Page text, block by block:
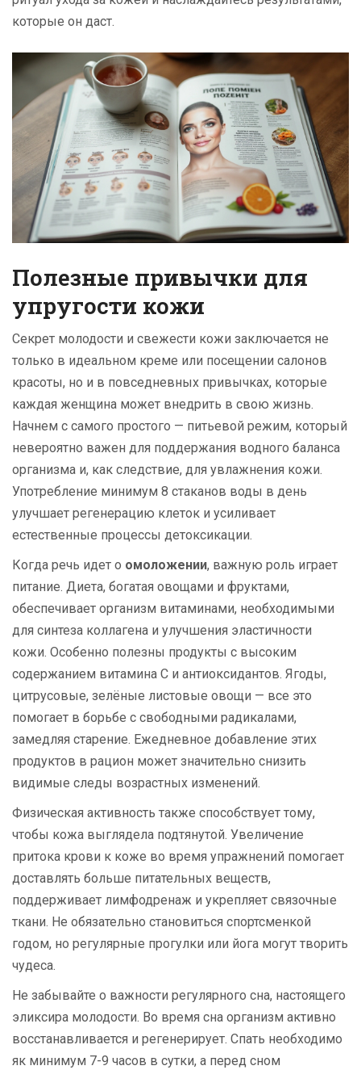
которые он даст.
Полезные привычки для
упругости кожи
Секрет молодости и свежести кожи заключается не
только в идеальном креме или посещении салонов
красоты, но и в повседневных привычках, которые
каждая женщина может внедрить в свою жизнь.
Начнем с самого простого — питьевой режим, который
невероятно важен для поддержания водного баланса
организма и, как следствие, для увлажнения кожи.
Употребление минимум 8 стаканов воды в день
улучшает регенерацию клеток и усиливает
естественные процессы детоксикации.
Когда речь идет о омоложении, важную роль играет
питание. Диета, богатая овощами и фруктами,
обеспечивает организм витаминами, необходимыми
для синтеза коллагена и улучшения эластичности
кожи. Особенно полезны продукты с высоким
содержанием витамина С и антиоксидантов. Ягоды,
цитрусовые, зелёные листовые овощи — все это
помогает в борьбе с свободными радикалами,
замедляя старение. Ежедневное добавление этих
продуктов в рацион может значительно снизить
видимые следы возрастных изменений.
Физическая активность также способствует тому,
чтобы кожа выглядела подтянутой. Увеличение
притока крови к коже во время упражнений помогает
доставлять больше питательных веществ,
поддерживает лимфодренаж и укрепляет связочные
ткани. Не обязательно становиться спортсменкой
годом, но регулярные прогулки или йога могут творить
чудеса.
Не забывайте о важности регулярного сна, настоящего
эликсира молодости. Во время сна организм активно
восстанавливается и регенерирует. Спать необходимо
як минимум 7-9 часов в сутки, а перед сном